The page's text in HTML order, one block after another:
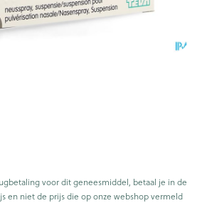
voor dit geneesmiddel, betaal je in de
en niet de prijs die op onze webshop vermeld